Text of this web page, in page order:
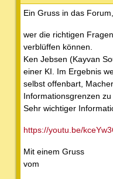
Ein Gruss in das Forum,
wer die richtigen
verblüffen können.
Ken Jebsen (Kayvan
einer KI. Im Ergebnis
selbst offenbart,
Informationsgrenzen
Sehr wichtiger
https://youtu.be/
Mit einem Gruss
vom